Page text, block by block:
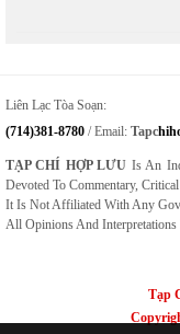
Liên Lạc Tòa Soạn:
(714)381-8780 / Email: Tapc
TẠP CHÍ HỢP LƯU Is An
Devoted To Commentary,
It Is Not Affiliated With Any
All Opinions And Interpretations
Tạp